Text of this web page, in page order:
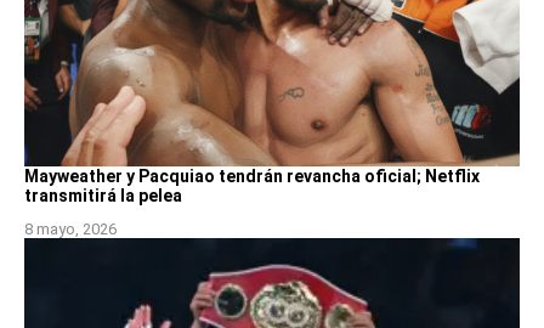
Mayweather y Pacquiao tendrán revancha oficial; Netflix
transmitirá la pelea
8 mayo, 2026